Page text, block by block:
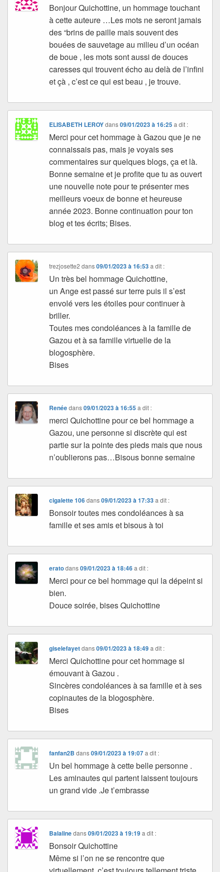
Bonjour Quichottine, un hommage touchant
à cette auteure …Les mots ne seront jamais
des “brins de paille mais souvent des
bouées de sauvetage au milieu d’un océan
de boue , les mots sont aussi de douces
caresses qui trouvent écho au delà de l’infini
et çà , c’est ce qui est beau , je trouve.
ELISABETH LEROYdans09/01/2023 à 16:25 a dit :
Merci pour cet hommage à Gazou que je ne
connaissais pas, mais je voyais ses
commentaires sur quelques blogs, ça et là.
Bonne semaine et je profite que tu as ouvert
une nouvelle note pour te présenter mes
meilleurs voeux de bonne et heureuse
année 2023. Bonne continuation pour ton
blog et tes écrits; Bises.
trezjosette2 dans09/01/2023 à 16:53 a dit :
Un très bel hommage Quichottine,
un Ange est passé sur terre puis il s’est
envolé vers les étoiles pour continuer à
briller.
Toutes mes condoléances à la famille de
Gazou et à sa famille virtuelle de la
blogosphère.
Bises
Renéedans09/01/2023 à 16:55 a dit :
merci Quichottine pour ce bel hommage a
Gazou, une personne si discrète qui est
partie sur la pointe des pieds mais que nous
n’oublierons pas…Bisous bonne semaine
cigalette 106dans09/01/2023 à 17:33 a dit :
Bonsoir toutes mes condoléances à sa
famille et ses amis et bisous à toi
eratodans09/01/2023 à 18:46 a dit :
Merci pour ce bel hommage qui la dépeint si
bien.
Douce soirée, bises Quichottine
giselefayetdans09/01/2023 à 18:49 a dit :
Merci Quichottine pour cet hommage si
émouvant à Gazou .
Sincères condoléances à sa famille et à ses
copinautes de la blogosphère.
Bises
fanfan2B dans09/01/2023 à 19:07 a dit :
Un bel hommage à cette belle personne .
Les aminautes qui partent laissent toujours
un grand vide .Je t’embrasse
Balalinedans09/01/2023 à 19:19 a dit :
Bonsoir Quichottine
Même si l’on ne se rencontre que